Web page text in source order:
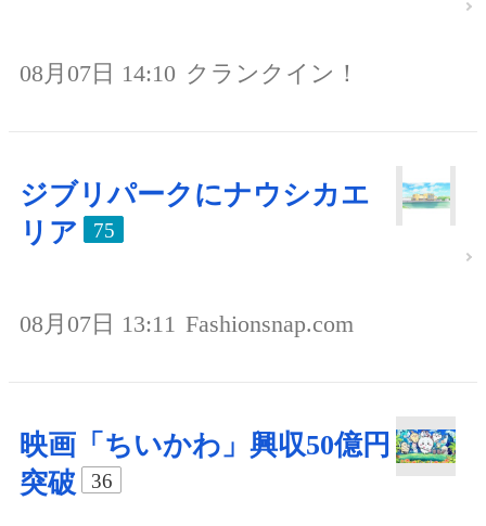
08月07日 14:10 クランクイン！
ジブリパークにナウシカエ
リア
75
08月07日 13:11 Fashionsnap.com
映画「ちいかわ」興収50億円
突破
36